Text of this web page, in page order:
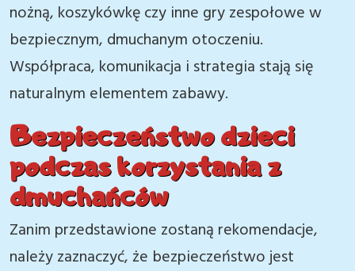
nożną, koszykówkę czy inne gry zespołowe w
bezpiecznym, dmuchanym otoczeniu.
Współpraca, komunikacja i strategia stają się
naturalnym elementem zabawy.
Bezpieczeństwo dzieci
podczas korzystania z
dmuchańców
Zanim przedstawione zostaną rekomendacje,
należy zaznaczyć, że bezpieczeństwo jest